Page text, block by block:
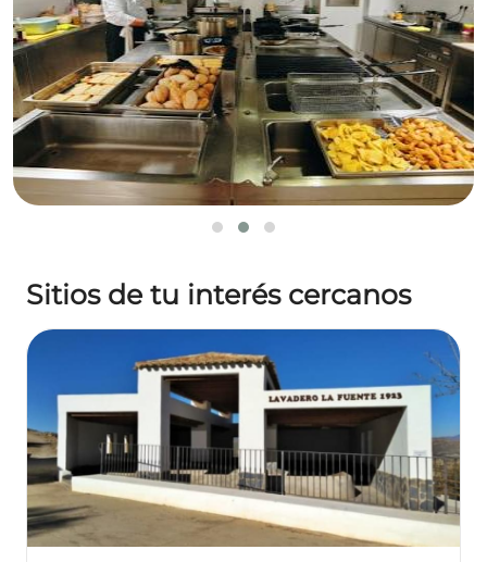
Sitios de tu interés cercanos